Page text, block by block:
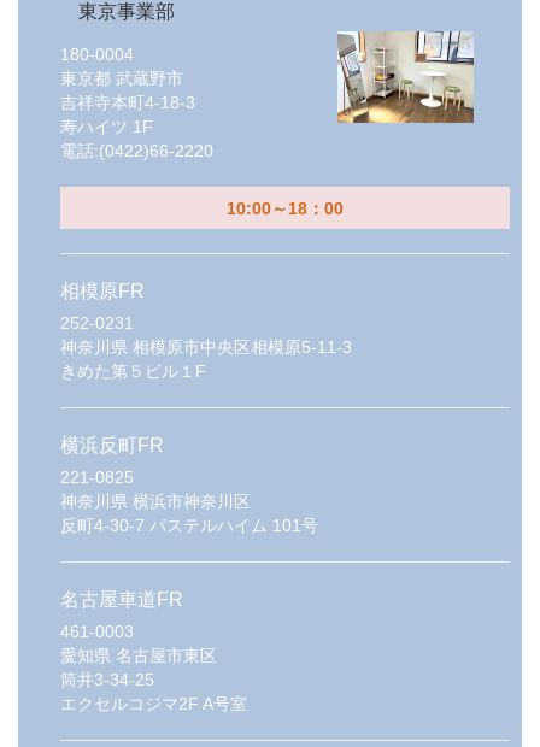
東京事業部
180-0004
東京都 武蔵野市
吉祥寺本町4-18-3
寿ハイツ 1F
電話:(0422)66-2220
10:00～18：00
相模原FR
252-0231
神奈川県 相模原市中央区相模原5-11-3
きめた第５ビル１F
横浜反町FR
221-0825
神奈川県 横浜市神奈川区
反町4-30-7 パステルハイム 101号
名古屋車道FR
461-0003
愛知県 名古屋市東区
筒井3-34-25
エクセルコジマ2F A号室